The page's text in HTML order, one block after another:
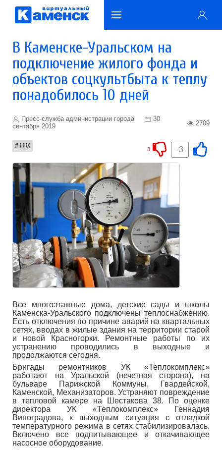
В Каменске-Уральском на
подключение жилого фонда и
объектов соцкультбыта к теплу
понадобилось 10 дней
Пресс-служба администрации города
30
сентября 2019
2709
ЖКХ -3
3
Все многоэтажные дома, детские сады и школы
Каменска-Уральского подключены теплоснабжению.
Есть отключения по причине аварий на квартальных
сетях, вводах в жилые здания на территории старой
и новой Красногорки. Ремонтные работы по их
устранению проводились в выходные и
продолжаются сегодня.
Бригады ремонтников УК «Теплокомплекс»
работают на Уральской (нечетная сторона), на
бульваре Парижской Коммуны, Гвардейской,
Каменской, Механизаторов. Устраняют повреждение
в тепловой камере на Шестакова 38. По оценке
директора УК «Теплокомплекс» Геннадия
Виноградова, к выходным ситуация с отладкой
температурного режима в сетях стабилизировалась.
Включено все подпитывающее и откачивающее
насосное оборудование.